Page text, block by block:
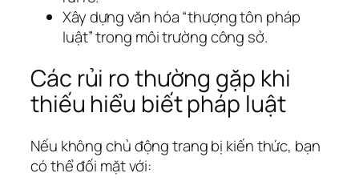
Xây dựng văn hóa “thượng tôn pháp
luật” trong môi trường công sở.
Các rủi ro thường gặp khi
thiếu hiểu biết pháp luật
Nếu không chủ động trang bị kiến thức, bạn
có thể đối mặt với: